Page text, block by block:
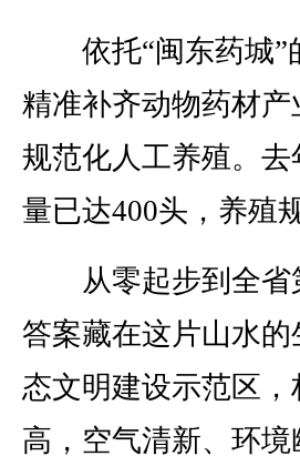
依托“闽东药城”
精准补齐动物药材
规范化人工养殖。
量已达400头，养殖
从零起步到全省
答案藏在这片山水
态文明建设示范区
高，空气清新、环